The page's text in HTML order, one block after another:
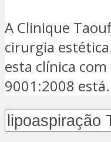
A Clinique
cirurgia
esta clínica
9001:2008